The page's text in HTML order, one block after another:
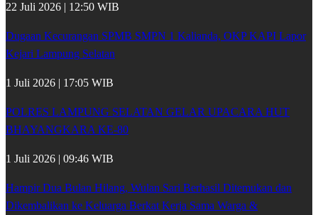
22 Juli 2026 | 12:50 WIB
Dugaan Kecurangan SPMB SMPN 1 Kalianda, OKP KAPI Lapor
Kejari Lampung Selatan
1 Juli 2026 | 17:05 WIB
POLRES LAMPUNG SELATAN GELAR UPACARA HUT
BHAYANGKARA KE-80
1 Juli 2026 | 09:46 WIB
Hampir Dua Bulan Hilang, Wulan Sari Berhasil Ditemukan dan
Dikembalikan ke Keluarga Berkat Kerja Sama Warga &